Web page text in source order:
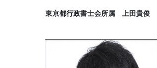
東京都行政書士会所属　上田貴俊